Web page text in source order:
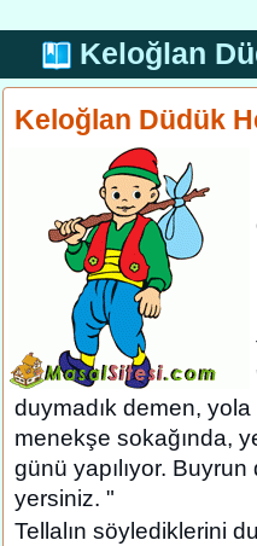
Keloğlan
Keloğlan Düdük
duymadık demen, yola
menekşe sokağında,
günü yapılıyor.
yersiniz. "
Tellalın söylediklerini